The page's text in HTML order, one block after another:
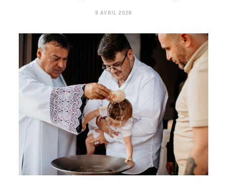
MARIAGE
PORFOLIO
INFOS
BLOG
9 AVRIL 2026